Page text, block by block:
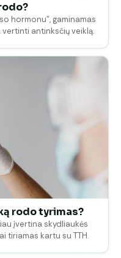
hormonu", gaminamas
antinksčių veiklą.
rodo tyrimas?
įvertina skydliaukės
tiriamas kartu su TTH.